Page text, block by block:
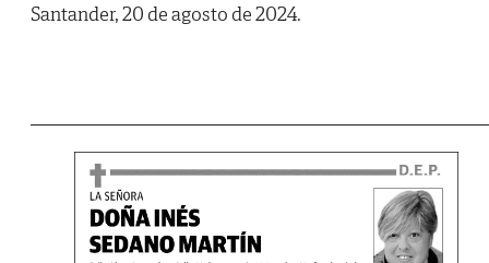
Santander, 20 de agosto de 2024.